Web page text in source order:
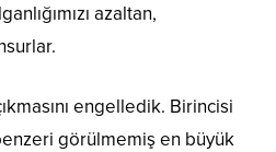
azaltan,
engelledik. Birincisi
görülmemiş en büyük